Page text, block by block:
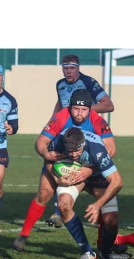
Bilan des seniors garçons par Philippe
Buffevant dans Le Progrès
6 mai 2026
Fédérale 2 et Fédérale B: finir sur une bonne
note en priorité
25 avril 2026